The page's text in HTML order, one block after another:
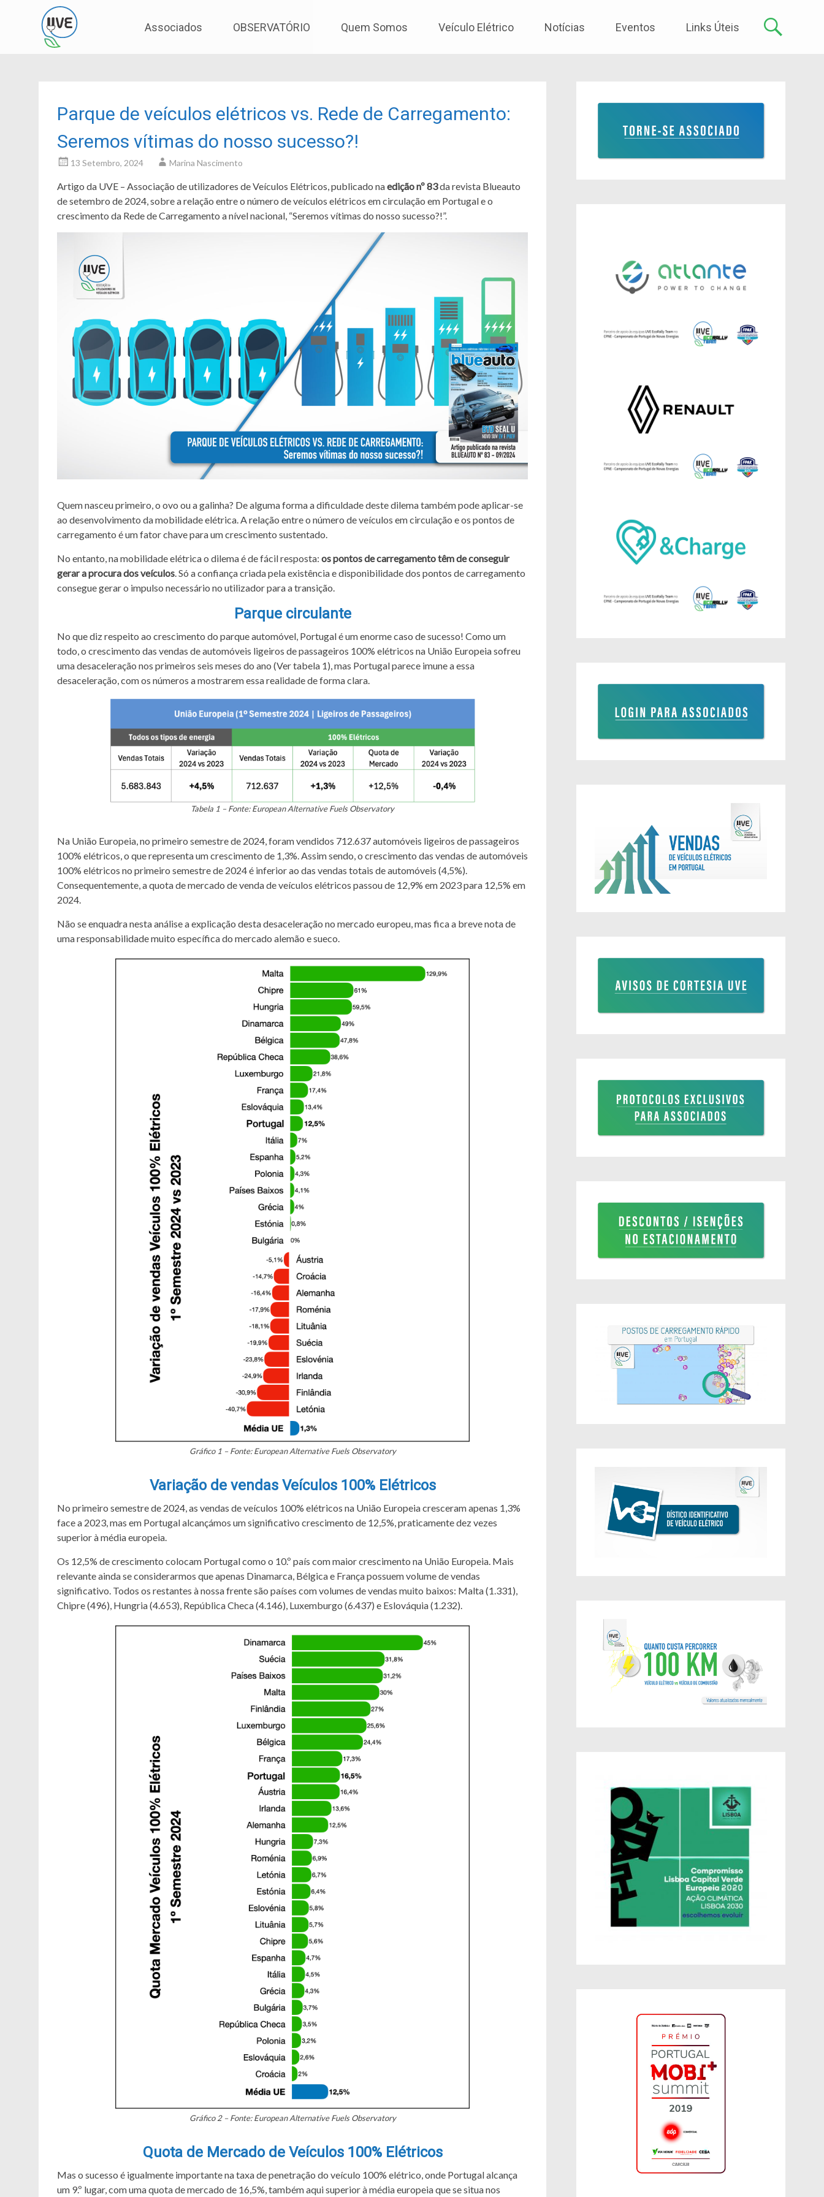
to
Associados OBSERVATÓRIO Quem Somos Veículo Elétrico Notícias Eventos Links Úteis
Parque de veículos elétricos vs. Rede de Carregamento:
Seremos vítimas do nosso sucesso?!
13 Setembro, 2024 Marina Nascimento
Artigo da UVE – Associação de utilizadores de Veículos Elétricos, publicado naedição nº 83da revista Blueauto
de setembro de 2024, sobre a relação entre o número de veículos elétricos em circulação em Portugal e o
crescimento da Rede de Carregamento a nível nacional, “Seremos vítimas do nosso sucesso?!”.
Quem nasceu primeiro, o ovo ou a galinha? De alguma forma a dificuldade deste dilema também pode aplicar-se
ao desenvolvimento da mobilidade elétrica. A relação entre o número de veículos em circulação e os pontos de
carregamento é um fator chave para um crescimento sustentado.
No entanto, na mobilidade elétrica o dilema é de fácil resposta: os pontos de carregamento têm de conseguir
gerar a procura dos veículos. Só a confiança criada pela existência e disponibilidade dos pontos de carregamento
consegue gerar o impulso necessário no utilizador para a transição.
Parque circulante
No que diz respeito ao crescimento do parque automóvel, Portugal é um enorme caso de sucesso! Como um
todo, o crescimento das vendas de automóveis ligeiros de passageiros 100% elétricos na União Europeia sofreu
uma desaceleração nos primeiros seis meses do ano (Ver tabela 1), mas Portugal parece imune a essa
desaceleração, com os números a mostrarem essa realidade de forma clara.
Tabela 1 – Fonte: European Alternative Fuels Observatory
Na União Europeia, no primeiro semestre de 2024, foram vendidos 712.637 automóveis ligeiros de passageiros
100% elétricos, o que representa um crescimento de 1,3%. Assim sendo, o crescimento das vendas de automóveis
100% elétricos no primeiro semestre de 2024 é inferior ao das vendas totais de automóveis (4,5%).
Consequentemente, a quota de mercado de venda de veículos elétricos passou de 12,9% em 2023 para 12,5% em
2024.
Não se enquadra nesta análise a explicação desta desaceleração no mercado europeu, mas fica a breve nota de
uma responsabilidade muito específica do mercado alemão e sueco.
Gráfico 1 – Fonte: European Alternative Fuels Observatory
Variação de vendas Veículos 100% Elétricos
No primeiro semestre de 2024, as vendas de veículos 100% elétricos na União Europeia cresceram apenas 1,3%
face a 2023, mas em Portugal alcançámos um significativo crescimento de 12,5%, praticamente dez vezes
superior à média europeia.
Os 12,5% de crescimento colocam Portugal como o 10.º país com maior crescimento na União Europeia. Mais
relevante ainda se considerarmos que apenas Dinamarca, Bélgica e França possuem volume de vendas
significativo. Todos os restantes à nossa frente são países com volumes de vendas muito baixos: Malta (1.331),
Chipre (496), Hungria (4.653), República Checa (4.146), Luxemburgo (6.437) e Eslováquia (1.232).
Gráfico 2 – Fonte: European Alternative Fuels Observatory
Quota de Mercado de Veículos 100% Elétricos
Mas o sucesso é igualmente importante na taxa de penetração do veículo 100% elétrico, onde Portugal alcança
um 9.º lugar, com uma quota de mercado de 16,5%, também aqui superior à média europeia que se situa nos